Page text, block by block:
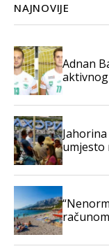
NAJNOVIJE
Adnan
umjesto